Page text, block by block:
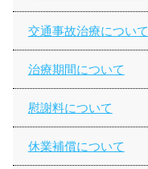
交通事故治療について
治療期間について
慰謝料について
休業補償について